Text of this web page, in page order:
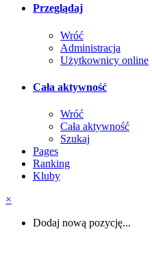
Przeglądaj
Wróć
Administracja
Użytkownicy online
Cała aktywność
Wróć
Cała aktywność
Szukaj
Pages
Ranking
Kluby
×
Dodaj nową pozycję...